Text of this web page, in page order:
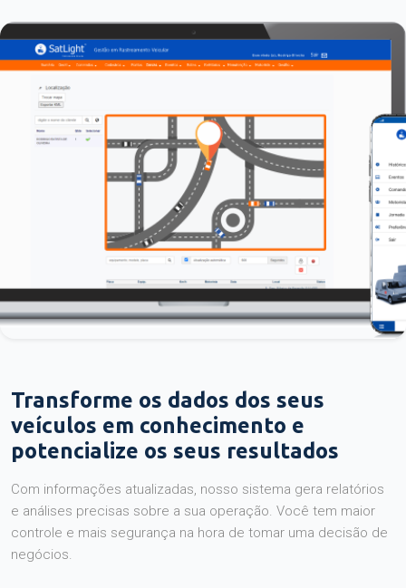
Transforme os dados dos seus
veículos em conhecimento e
potencialize os seus resultados
Com informações atualizadas, nosso sistema gera relatórios
e análises precisas sobre a sua operação. Você tem maior
controle e mais segurança na hora de tomar uma decisão de
negócios.